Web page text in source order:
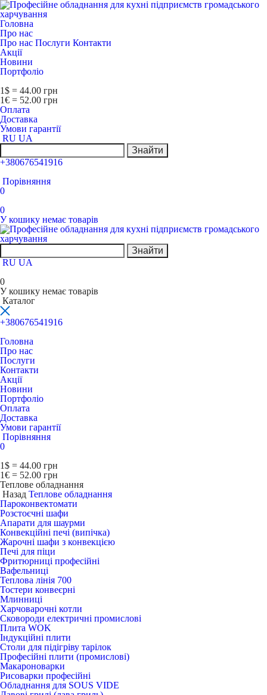
Головна
Про нас
Про нас Послуги Контакти
Акції
Новини
Портфоліо
1$ = 44.00 грн
1€ = 52.00 грн
Оплата
Доставка
Умови гарантії
RU UA
Знайти
+380676541916
Порівняння
0
0
У кошику немає товарів
Знайти
RU UA
0
У кошику немає товарів
Каталог
+380676541916
Головна
Про нас
Послуги
Контакти
Акції
Новини
Портфоліо
Оплата
Доставка
Умови гарантії
Порівняння
0
1$ = 44.00 грн
1€ = 52.00 грн
Теплове обладнання
Назад Теплове обладнання
Пароконвектомати
Розстоєчні шафи
Апарати для шаурми
Конвекційні печі (випічка)
Жарочні шафи з конвекцією
Печі для піци
Фритюрниці професійні
Вафельниці
Теплова лінія 700
Тостери конвеєрні
Млинниці
Харчоварочні котли
Сковороди електричні промислові
Плита WOK
Індукційні плити
Столи для підігріву тарілок
Професійні плити (промислові)
Макароноварки
Рисоварки професійні
Обладнання для SOUS VIDE